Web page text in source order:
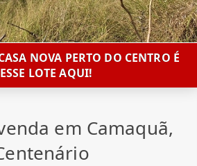
NOVA PERTO DO CENTRO É
LOTE AQUI!
em Camaquã,